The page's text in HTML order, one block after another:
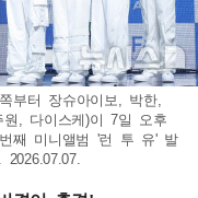
부터 장슈아이보, 박한,
, 다이스케)이 7일 오후
째 미니앨범 '런 투 유' 발